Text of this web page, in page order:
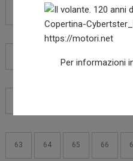
37 38 39
63 64 65 66
Per informazioni